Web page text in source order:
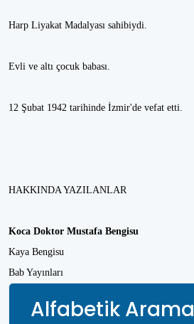
Harp Liyakat Madalyası sahibiydi.
Evli ve altı çocuk babası.
12 Şubat 1942 tarihinde İzmir'de vefat etti.
HAKKINDA YAZILANLAR
Koca Doktor Mustafa Bengisu
Kaya Bengisu
Bab Yayınları
Alfabetik Arama